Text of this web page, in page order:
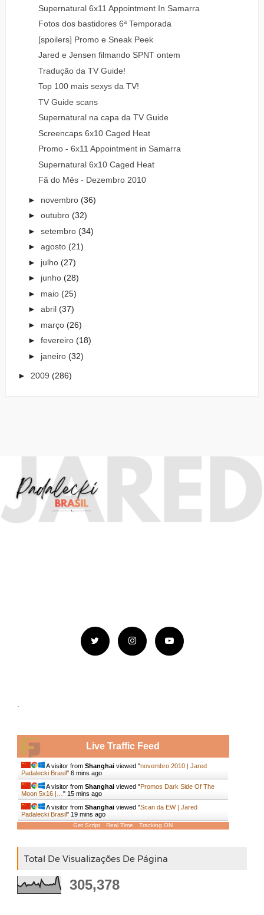
Supernatural 6x11 Appointment In Samarra
Fotos dos bastidores 6ª Temporada
[spoilers] Promo e Sneak Peek
Jared e Jensen filmando SPNT ontem
Tradução da TV Guide!
Top 100 mais sexys da TV!
TV Guide scans
Supernatural na capa da TV Guide
Screencaps 6x10 Caged Heat
Promo - 6x11 Appointment in Samarra
Supernatural 6x10 Caged Heat
Fã do Mês - Dezembro 2010
► novembro (36)
► outubro (32)
► setembro (34)
► agosto (21)
► julho (27)
► junho (28)
► maio (25)
► abril (37)
► março (26)
► fevereiro (18)
► janeiro (32)
► 2009 (286)
.
Live Traffic Feed
A visitor from Shanghaiviewed "novembro 2010 | Jared
Padalecki Brasil" 6 mins ago
A visitor from Shanghaiviewed "Promos Dark Side Of The
Moon 5x16 |… " 15 mins ago
A visitor from Shanghaiviewed "Scan da EW | Jared
Padalecki Brasil" 19 mins ago
Get Script Real Time Tracking ON
Total De Visualizações De Página
305,378